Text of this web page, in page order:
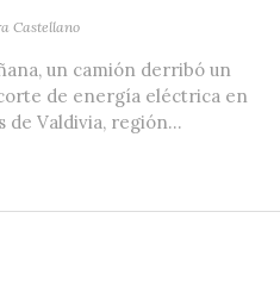
Castellano
un camión derribó un
de energía eléctrica en
de Valdivia, región...